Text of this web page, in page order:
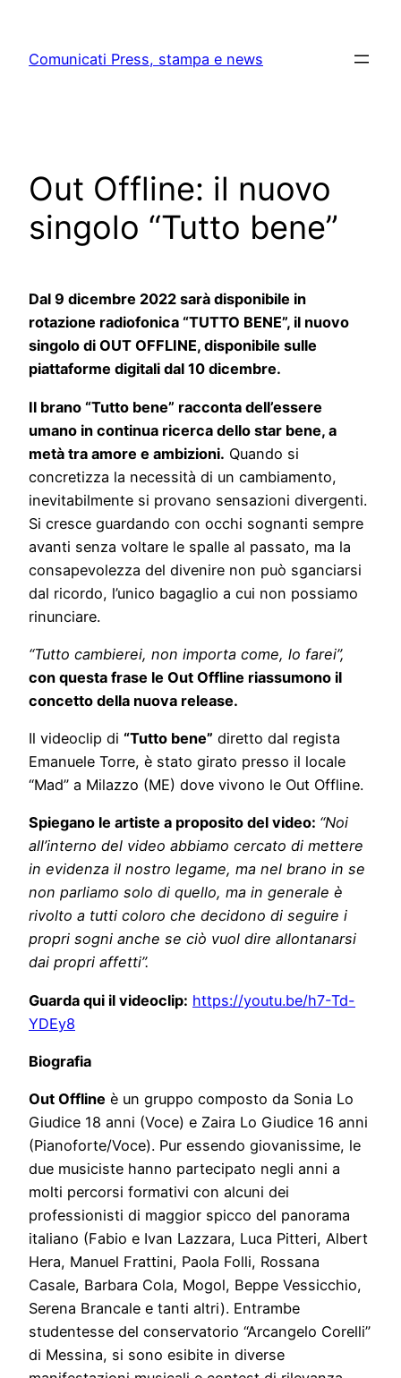
content
Comunicati Press, stampa e news
Out Offline: il nuovo
singolo “Tutto bene”
Dal 9 dicembre 2022 sarà disponibile in
rotazione radiofonica “TUTTO BENE”, il nuovo
singolo di OUT OFFLINE, disponibile sulle
piattaforme digitali dal 10 dicembre.
Il brano “Tutto bene” racconta dell’essere
umano in continua ricerca dello star bene, a
metà tra amore e ambizioni. Quando si
concretizza la necessità di un cambiamento,
inevitabilmente si provano sensazioni divergenti.
Si cresce guardando con occhi sognanti sempre
avanti senza voltare le spalle al passato, ma la
consapevolezza del divenire non può sganciarsi
dal ricordo, l’unico bagaglio a cui non possiamo
rinunciare.
“Tutto cambierei, non importa come, lo farei”,
con questa frase le Out Offline riassumono il
concetto della nuova release.
Il videoclip di “Tutto bene” diretto dal regista
Emanuele Torre, è stato girato presso il locale
“Mad” a Milazzo (ME) dove vivono le Out Offline.
Spiegano le artiste a proposito del video: “Noi
all’interno del video abbiamo cercato di mettere
in evidenza il nostro legame, ma nel brano in se
non parliamo solo di quello, ma in generale è
rivolto a tutti coloro che decidono di seguire i
propri sogni anche se ciò vuol dire allontanarsi
dai propri affetti”.
Guarda qui il videoclip: https://youtu.be/h7-Td-
YDEy8
Biografia
Out Offline è un gruppo composto da Sonia Lo
Giudice 18 anni (Voce) e Zaira Lo Giudice 16 anni
(Pianoforte/Voce). Pur essendo giovanissime, le
due musiciste hanno partecipato negli anni a
molti percorsi formativi con alcuni dei
professionisti di maggior spicco del panorama
italiano (Fabio e Ivan Lazzara, Luca Pitteri, Albert
Hera, Manuel Frattini, Paola Folli, Rossana
Casale, Barbara Cola, Mogol, Beppe Vessicchio,
Serena Brancale e tanti altri). Entrambe
studentesse del conservatorio “Arcangelo Corelli”
di Messina, si sono esibite in diverse